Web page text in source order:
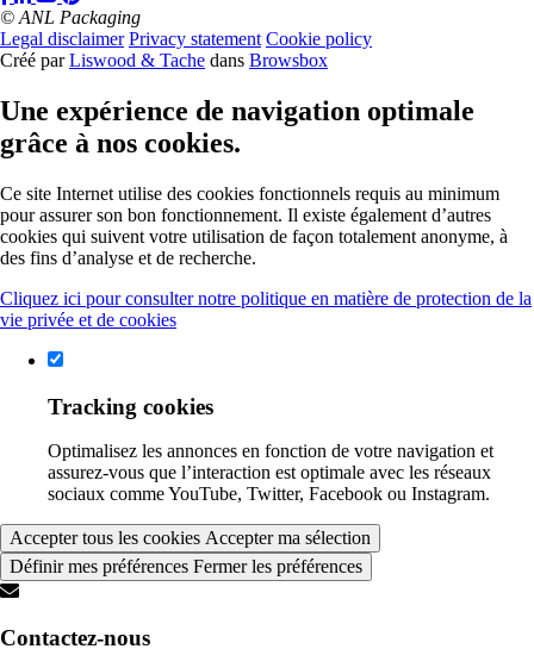
© ANL Packaging
Legal disclaimer Privacy statement Cookie policy
Créé parLiswood & Tache dans Browsbox
Une expérience de navigation optimale
grâce à nos cookies.
Ce site Internet utilise des cookies fonctionnels requis au minimum
pour assurer son bon fonctionnement. Il existe également d’autres
cookies qui suivent votre utilisation de façon totalement anonyme, à
des fins d’analyse et de recherche.
Cliquez ici pour consulter notre politique en matière de protection de la
vie privée et de cookies
Tracking cookies
Optimalisez les annonces en fonction de votre navigation et
assurez-vous que l’interaction est optimale avec les réseaux
sociaux comme YouTube, Twitter, Facebook ou Instagram.
Accepter tous les cookies Accepter ma sélection
Définir mes préférences Fermer les préférences
Contactez-nous